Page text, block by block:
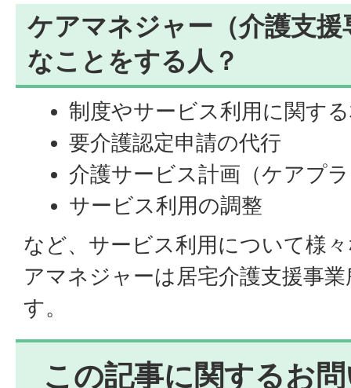
ケアマネジャー（介護支
なことをする人？
制度やサービス利用に関す
要介護認定申請の代行
介護サービス計画（ケアプ
サービス利用の調整
など、サービス利用について様
アマネジャーは居宅介護支援事
す。
この記事に関するお